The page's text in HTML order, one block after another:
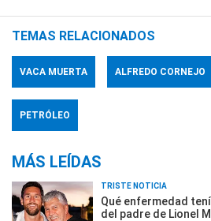
TEMAS RELACIONADOS
VACA MUERTA ALFREDO CORNEJO
PETRÓLEO
MÁS LEÍDAS
TRISTE NOTICIA
Qué enfermedad
del padre de Lionel